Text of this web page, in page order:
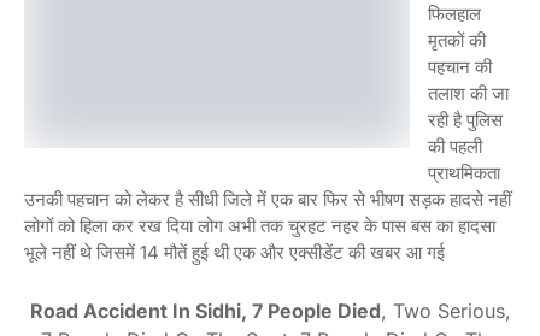
फिलहाल
मृतकों की
पहचान की
तलाश की जा
रही है पुलिस
की पहली
प्राथमिकता
उनकी पहचान को लेकर है सीधी जिले में एक बार फिर से भीषण सड़क हादसे नहीं
लोगों को हिला कर रख दिया लोग अभी तक चुरहट नहर के पास बस का हादसा
भूले नहीं थे जिसमें 14 मौतें हुई थी एक और एक्सीडेंट की खबर आ गई
Road Accident In Sidhi, 7 People Died, Two Serious,